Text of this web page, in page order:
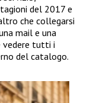
del 2017 e
che collegarsi
mail e una
vedere tutti i
del catalogo.